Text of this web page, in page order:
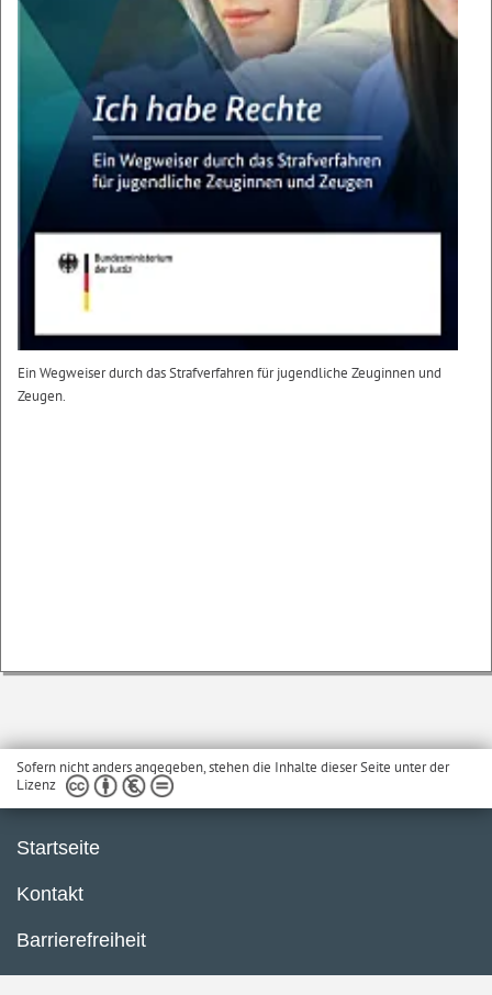
Ein Wegweiser durch das Strafverfahren für jugendliche Zeuginnen und
Zeugen.
Sofern nicht anders angegeben, stehen die Inhalte dieser Seite unter der
Lizenz
Startseite
Kontakt
Barrierefreiheit